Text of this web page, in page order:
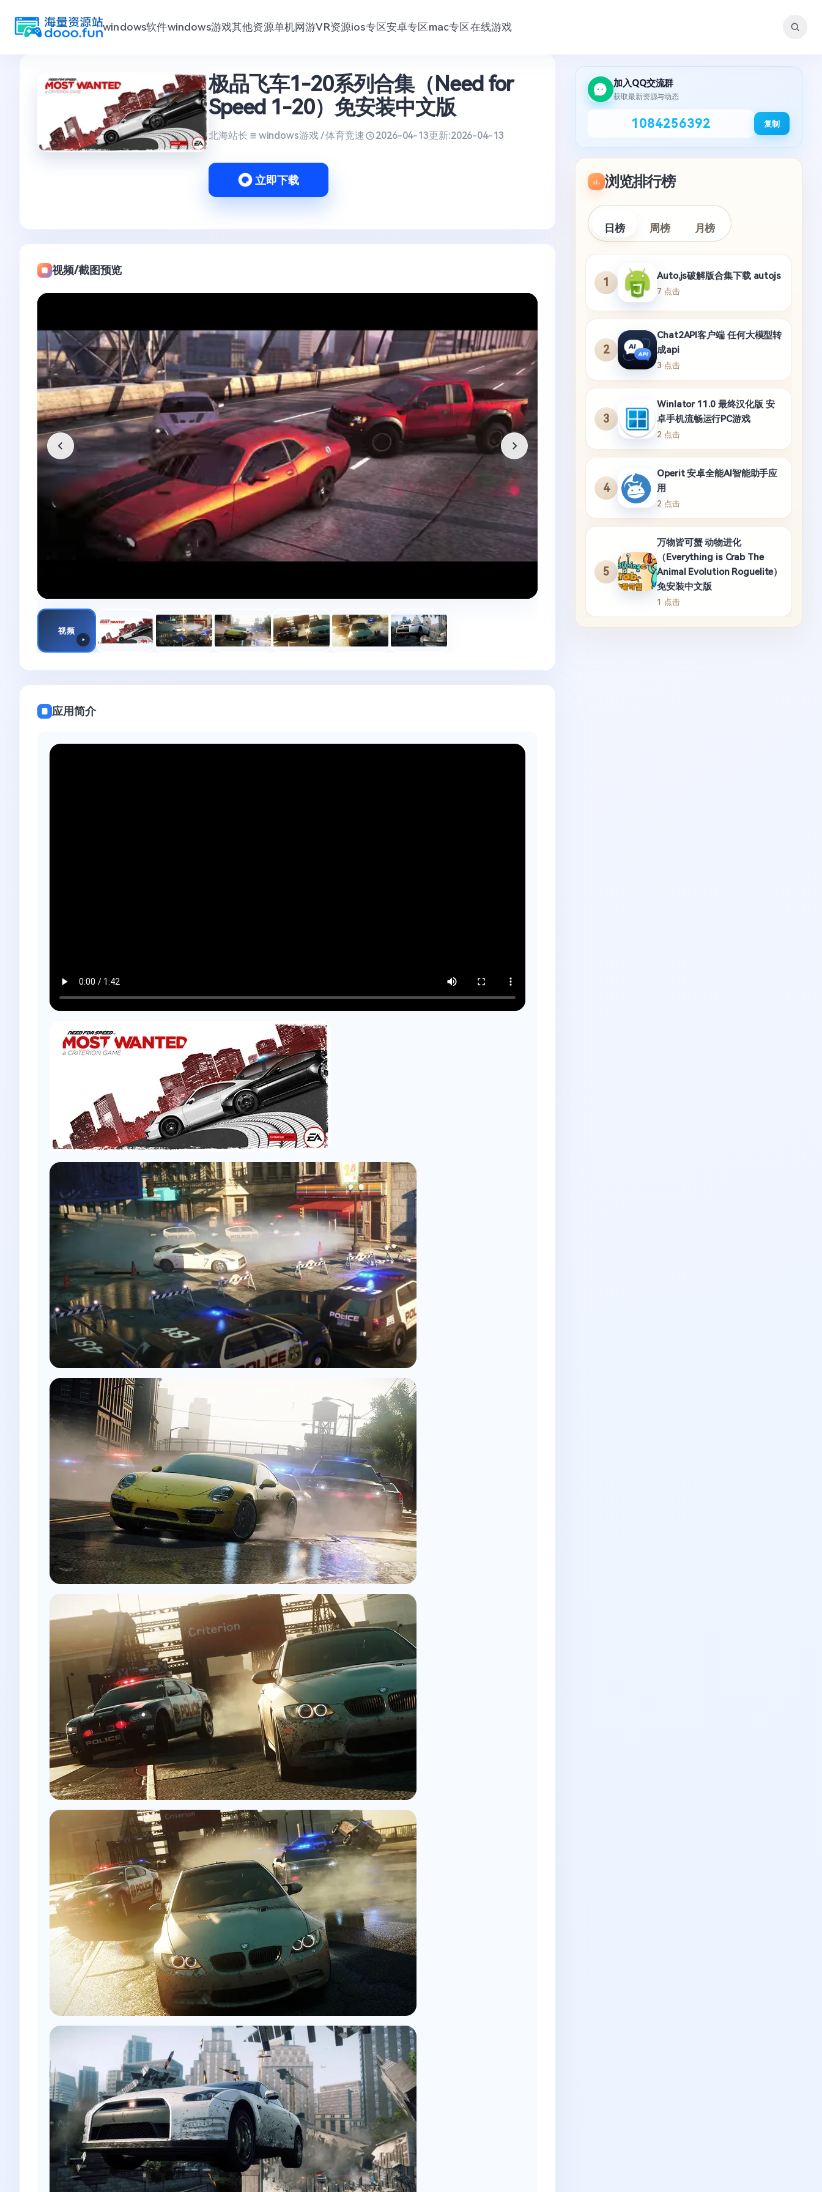
windows软件windows游戏其他资源单机网游VR资源ios专区安卓专区mac专区在线游戏
极品飞车1-20系列合集（Need for
Speed 1-20）免安装中文版
北海站长 windows游戏 / 体育竞速 2026-04-13更新:2026-04-13
立即下载
视频/截图预览
视频
应用简介
加入QQ交流群
获取最新资源与动态
1084256392 复制
浏览排行榜
日榜 周榜 月榜
1
Auto.js破解版合集下载 autojs
7 点击
2
Chat2API客户端 任何大模型转
成api
3 点击
3
Winlator 11.0 最终汉化版 安
卓手机流畅运行PC游戏
2 点击
4
Operit 安卓全能AI智能助手应
用
2 点击
5
万物皆可蟹 动物进化
（Everything is Crab The
Animal Evolution Roguelite）
免安装中文版
1 点击